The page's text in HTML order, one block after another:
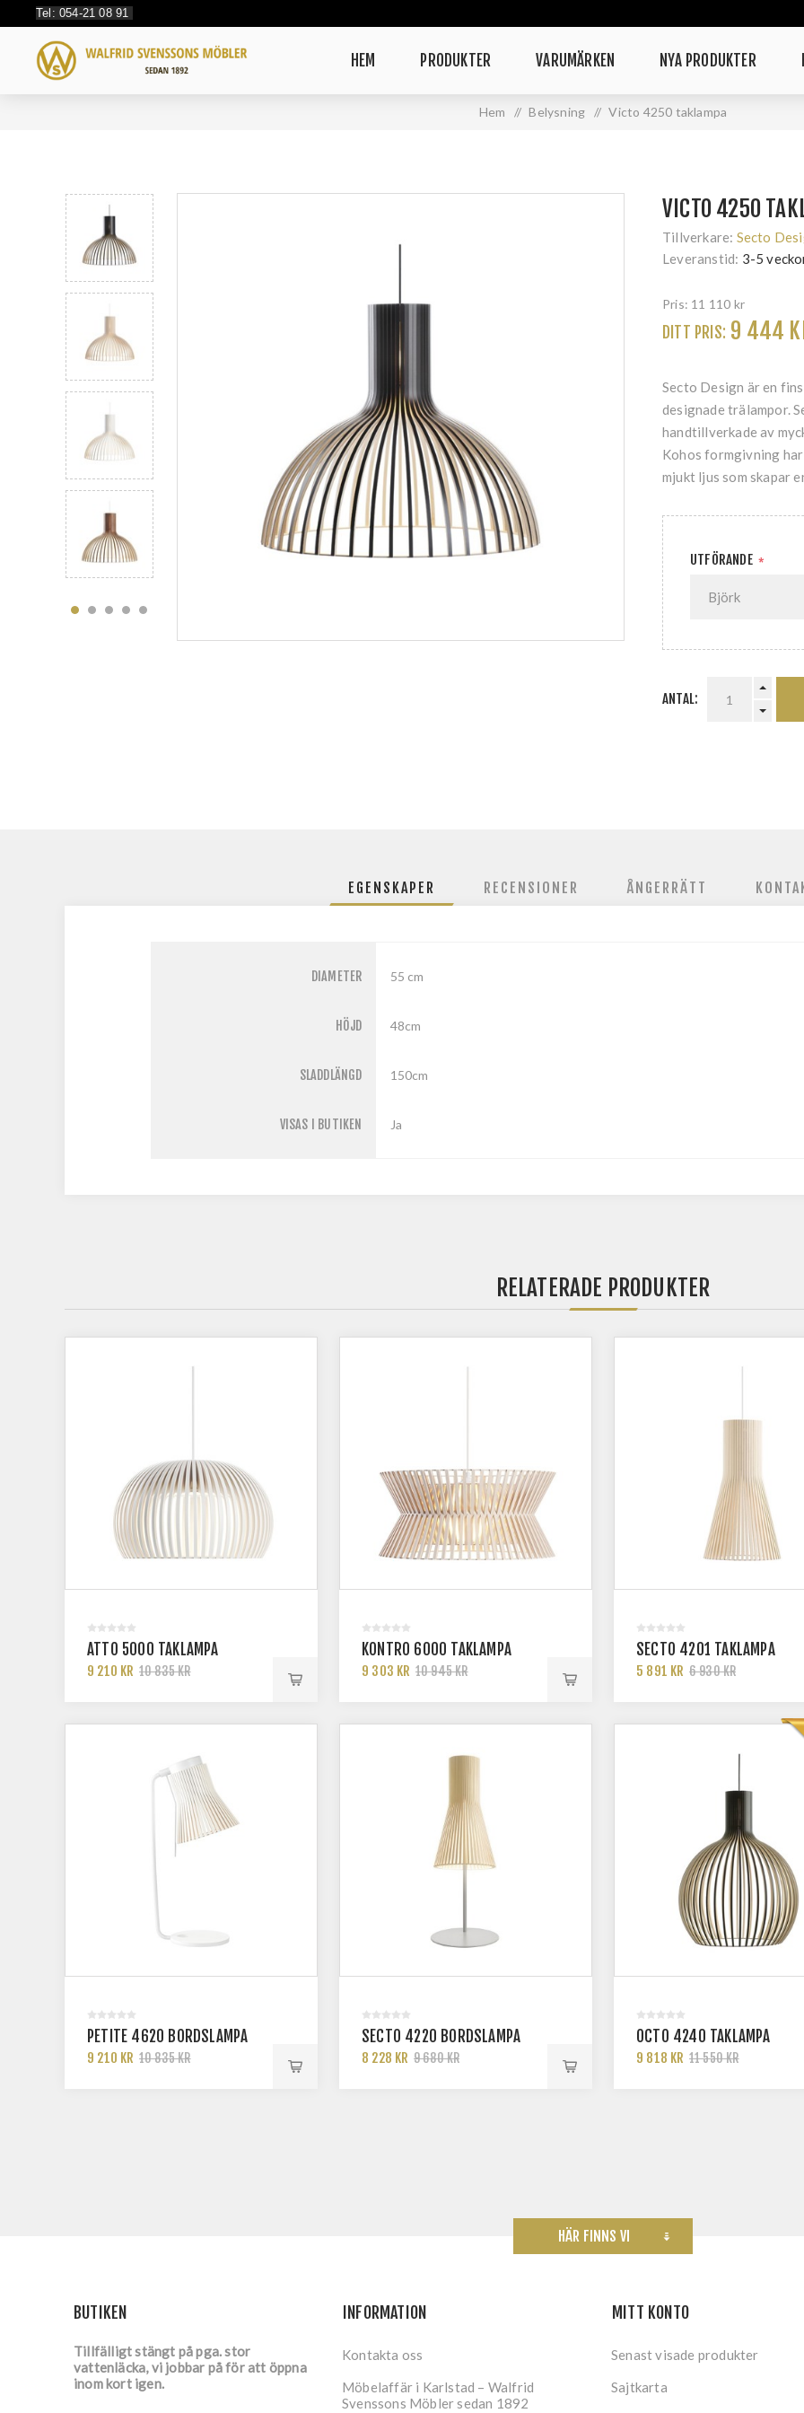
Tel: 054-21 08 91
HEM PRODUKTER VARUMÄRKEN NYA PRODUKTER
Hem / Belysning / Victo 4250 taklampa
VICTO 4250
Tillverkare: Secto
Leveranstid: 3-5
Pris: 11 110 kr
DITT PRIS: 9 444
Secto Design är en
designade trälampor.
handtillverkade av
Kohos formgivning
mjukt ljus som skapar
UTFÖRANDE *
ANTAL:
EGENSKAPER RECENSIONER ÅNGERRÄTT
DIAMETER 55 cm
HÖJD 48cm
SLADDLÄNGD 150cm
VISAS I BUTIKEN Ja
RELATERADE PRODUKTER
ATTO 5000 TAKLAMPA
9 210 KR 10 835 KR
KONTRO 6000 TAKLAMPA
9 303 KR 10 945 KR
SECTO 4201 TAKLAMPA
5 891 KR 6 930 KR
PETITE 4620 BORDSLAMPA
9 210 KR 10 835 KR
SECTO 4220 BORDSLAMPA
8 228 KR 9 680 KR
OCTO 4240 TAKLAMPA
9 818 KR 11 550 KR
HÄR FINNS VI
BUTIKEN
Tillfälligt stängt på pga. stor
vattenläcka, vi jobbar på för att öppna
inom kort igen.
INFORMATION
Kontakta oss
Möbelaffär i Karlstad – Walfrid
Svenssons Möbler sedan 1892
MITT KONTO
Senast visade produkter
Sajtkarta